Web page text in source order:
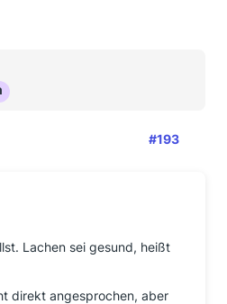
#193
Lachen sei gesund, heißt
direkt angesprochen, aber